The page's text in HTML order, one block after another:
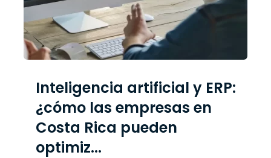
Inteligencia artificial y ERP:
¿cómo las empresas en
Costa Rica pueden
optimiz...